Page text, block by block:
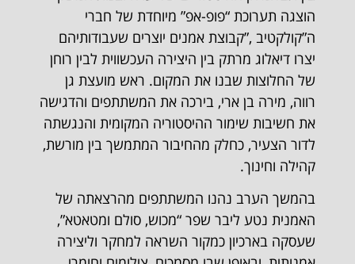
הוצגה תערוכת “פופ-אפ” מיוחדת של חברי
ה”קולקטיב ,”קבוצת אמנים יוצרים שעבודותיהם
יצרו דיאלוג מרתק בין היצירה העכשווית לבין רוחן
של החלוצות שבנו את המקום. ראש מועצת גן
רווה, מירה בן ארי, בירכה את המשתתפים והדגישה
את חשיבות שימור ההיסטוריה המקומית והנגשתה
לדור הצעיר, כחלק מהחיבור המתמשך בין מורשת,
קהילה וחינוך.
בהמשך הערב נהנו המשתתפים מהרצאתה של
האמנית נטע ליבר שפר “מכוש, סולם ומטאטא”,
שעסקה בארכיון כמקור השראה למחקר וליצירה